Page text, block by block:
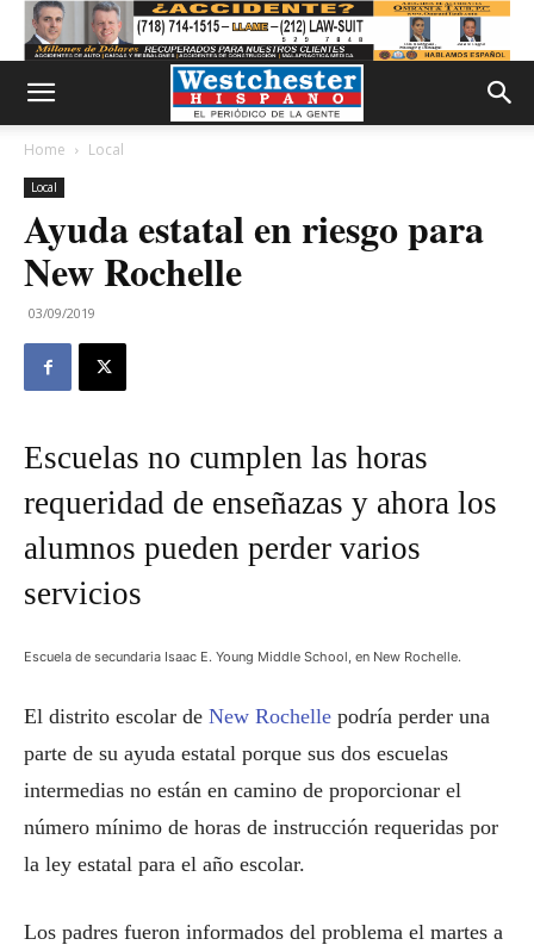
Home Local
Local
Ayuda estatal en riesgo para
New Rochelle
03/09/2019
Escuelas no cumplen las horas
requeridad de enseñazas y ahora los
alumnos pueden perder varios
servicios
Escuela de secundaria Isaac E. Young Middle School, en New Rochelle.
El distrito escolar de New Rochelle podría perder una
parte de su ayuda estatal porque sus dos escuelas
intermedias no están en camino de proporcionar el
número mínimo de horas de instrucción requeridas por
la ley estatal para el año escolar.
Los padres fueron informados del problema el martes a